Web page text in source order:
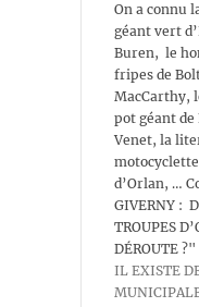
On a connu
géant vert
Buren, le
fripes de
MacCarthy,
pot géant de
Venet, la
d’Orlan, …
GIVERNY :
TROUPES
DÉROUTE ?"
IL EXISTE